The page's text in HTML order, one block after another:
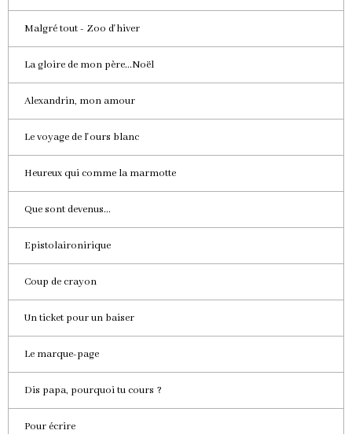
Malgré tout - Zoo d'hiver
La gloire de mon père...Noël
Alexandrin, mon amour
Le voyage de l'ours blanc
Heureux qui comme la marmotte
Que sont devenus...
Epistolaironirique
Coup de crayon
Un ticket pour un baiser
Le marque-page
Dis papa, pourquoi tu cours ?
Pour écrire